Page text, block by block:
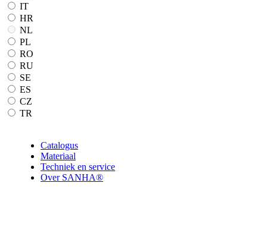
IT
HR
NL
PL
RO
RU
SE
ES
CZ
TR
Catalogus
Materiaal
Techniek en service
Over SANHA®